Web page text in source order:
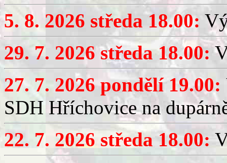
5. 8. 2026 středa 18.00:
29. 7. 2026 středa 18.00:
27. 7. 2026 pondělí 19.00:
SDH Hříchovice na
22. 7. 2026 středa 18.00: